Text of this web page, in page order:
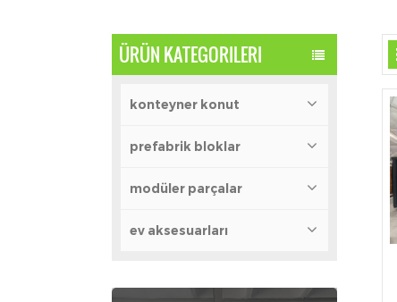
ÜRÜN KATEGORILERI
konteyner konut
prefabrik bloklar
modüler parçalar
ev aksesuarları